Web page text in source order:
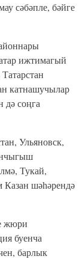
сәбәпле, бәйге
ижтимагый
катнашучылар
дә соңга
Ульяновск,
Тукай,
Казан шәһәрендә
жюри
буенча
барлык